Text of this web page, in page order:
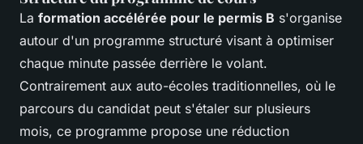
La formation accélérée pour le permis B s'organise
autour d'un programme structuré visant à optimiser
chaque minute passée derrière le volant.
Contrairement aux auto-écoles traditionnelles, où le
parcours du candidat peut s'étaler sur plusieurs
mois, ce programme propose une réduction